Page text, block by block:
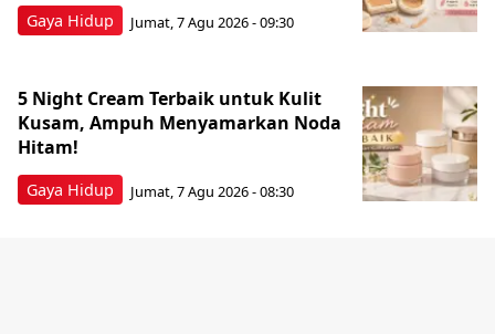
Gaya Hidup Jumat, 7 Agu 2026 - 09:30
Gaya Hidup
5 Night Cream Terbaik untuk Kulit
Kusam, Ampuh Menyamarkan Noda
Hitam!
Jumat, 7 Agu 2026 - 08:30